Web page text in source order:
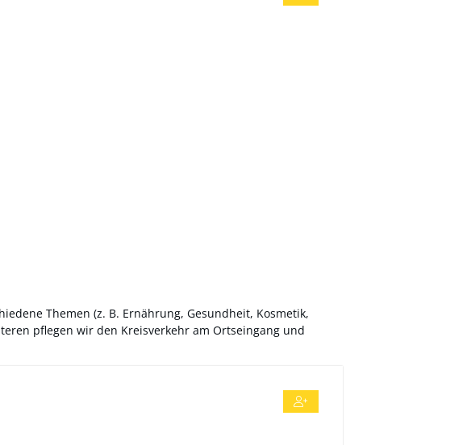
Themen (z. B. Ernährung, Gesundheit, Kosmetik,
pflegen wir den Kreisverkehr am Ortseingang und